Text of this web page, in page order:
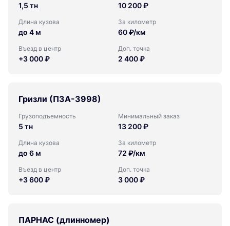
1,5 тн 10 200 ₽
Длина кузова
до 4 м
За километр
60 ₽/км
Въезд в центр
+3 000 ₽
Доп. точка
2 400 ₽
Гризли (ПЗА-3998)
Грузоподъемность
5 тн
Минимальный заказ
13 200 ₽
Длина кузова
до 6 м
За километр
72 ₽/км
Въезд в центр
+3 600 ₽
Доп. точка
3 000 ₽
ПАРНАС (длинномер)